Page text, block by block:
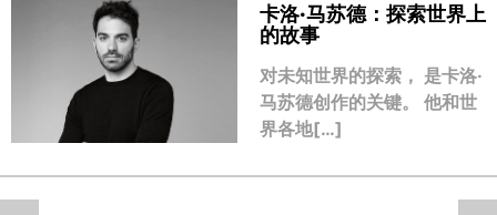
卡洛·马苏德：探索世界上
的故事
对未知世界的探索， 是卡洛·
马苏德创作的关键。 他和世
界各地[…]